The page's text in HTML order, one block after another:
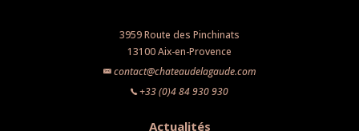
3959 Route des Pinchinats
13100 Aix-en-Provence
contact@chateaudelagaude.com
+33 (0)4 84 930 930
Actualités